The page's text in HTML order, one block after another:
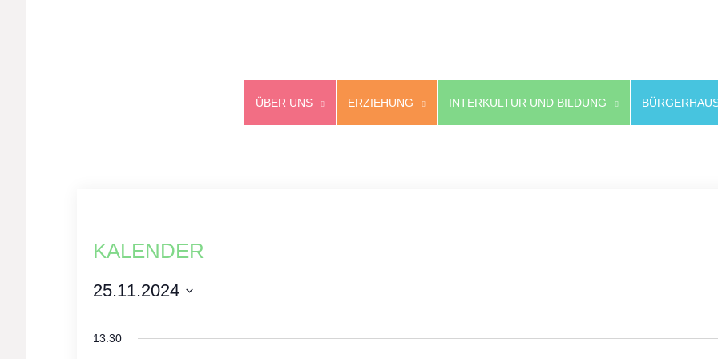
ÜBER UNS ERZIEHUNG INTERKULTUR UND BILDUNG
KALENDER
25.11.2024
date.
13:30